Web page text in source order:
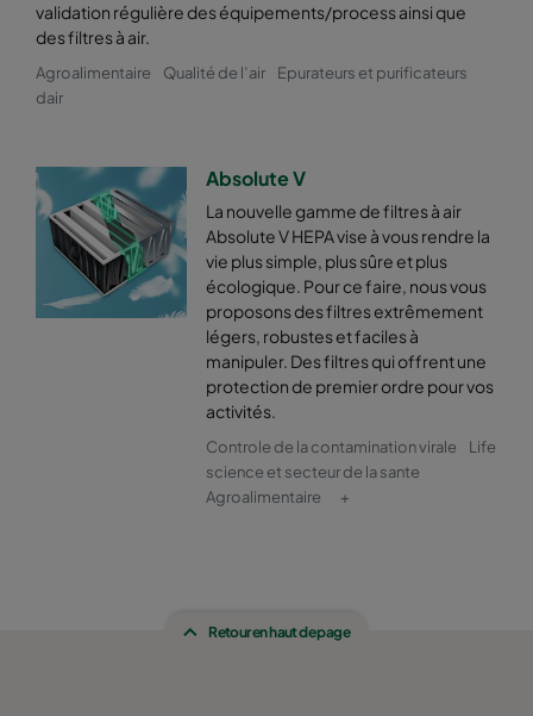
validation régulière des équipements/process ainsi que
des filtres à air.
Agroalimentaire Qualité de l’air
Epurateurs et purificateurs
dair
Absolute V
La nouvelle gamme de filtres à air
Absolute V HEPA vise à vous rendre la
vie plus simple, plus sûre et plus
écologique. Pour ce faire, nous vous
proposons des filtres extrêmement
légers, robustes et faciles à
manipuler. Des filtres qui offrent une
protection de premier ordre pour vos
activités.
Controle de la contamination virale
Life
science et secteur de la sante
Agroalimentaire
+
Retour en haut de page